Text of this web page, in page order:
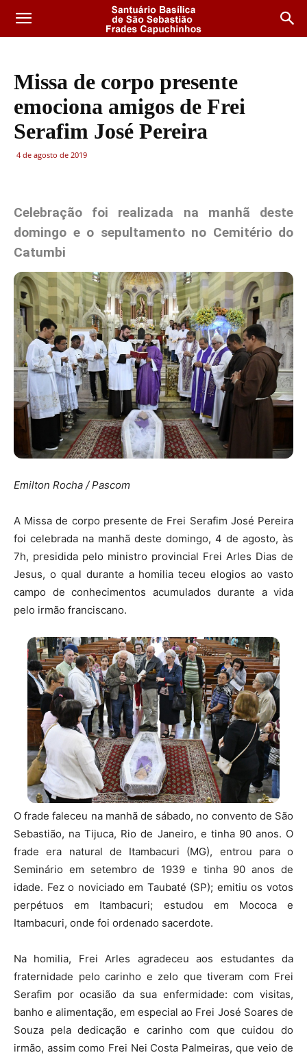
Missa de corpo presente
emociona amigos de Frei
Serafim José Pereira
4 de agosto de 2019
Celebração foi realizada na manhã deste
domingo e o sepultamento no Cemitério do
Catumbi
Emilton Rocha / Pascom
A Missa de corpo presente de Frei Serafim José Pereira
foi celebrada na manhã deste domingo, 4 de agosto, às
7h, presidida pelo ministro provincial Frei Arles Dias de
Jesus, o qual durante a homilia teceu elogios ao vasto
campo de conhecimentos acumulados durante a vida
pelo irmão franciscano.
O frade faleceu na manhã de sábado, no convento de São
Sebastião, na Tijuca, Rio de Janeiro, e tinha 90 anos. O
frade era natural de Itambacuri (MG), entrou para o
Seminário em setembro de 1939 e tinha 90 anos de
idade. Fez o noviciado em Taubaté (SP); emitiu os votos
perpétuos em Itambacuri; estudou em Mococa e
Itambacuri, onde foi ordenado sacerdote.
Na homilia, Frei Arles agradeceu aos estudantes da
fraternidade pelo carinho e zelo que tiveram com Frei
Serafim por ocasião da sua enfermidade: com visitas,
banho e alimentação, em especial ao Frei José Soares de
Souza pela dedicação e carinho com que cuidou do
irmão, assim como Frei Nei Costa Palmeiras, que veio de